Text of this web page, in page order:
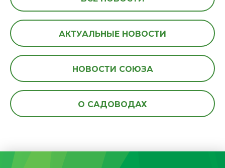
АКТУАЛЬНЫЕ НОВОСТИ
НОВОСТИ СОЮЗА
О САДОВОДАХ